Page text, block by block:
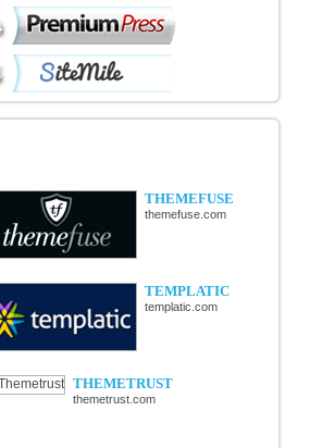
THEMEFUSE
themefuse.com
TEMPLATIC
templatic.com
THEMETRUST
themetrust.com